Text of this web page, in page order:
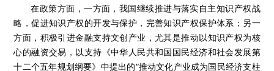
在政策方面，一方面，我国继续推进与落实自主知识产权战
略，促进知识产权的开发与保护，完善知识产权保护体系；另一
方面，积极引进金融支持文创产业，尤其是推动以知识产权为核
心的融资交易，以支持《中华人民共和国国民经济和社会发展第
十二个五年规划纲要》中提出的“推动文化产业成为国民经济支柱